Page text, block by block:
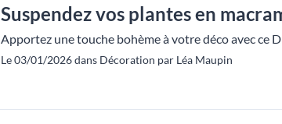
Suspendez vos plantes en
Apportez une touche bohème à votre déco avec ce
Le 03/01/2026 dans Décoration par Léa Maupin